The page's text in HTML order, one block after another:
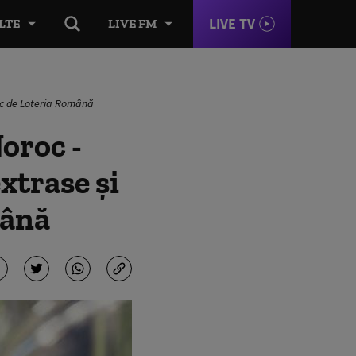
LIVE FM LIVE TV
de Loteria Română
-
și